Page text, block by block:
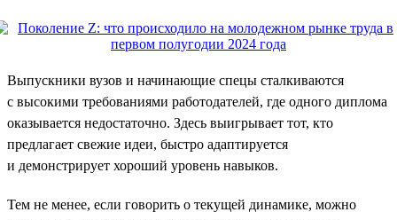
Выпускники вузов и начинающие спецы сталкиваются
с высокими требованиями работодателей, где одного диплома
оказывается недостаточно. Здесь выигрывает тот, кто
предлагает свежие идеи, быстро адаптируется
и демонстрирует хороший уровень навыков.
Тем не менее, если говорить о текущей динамике, можно